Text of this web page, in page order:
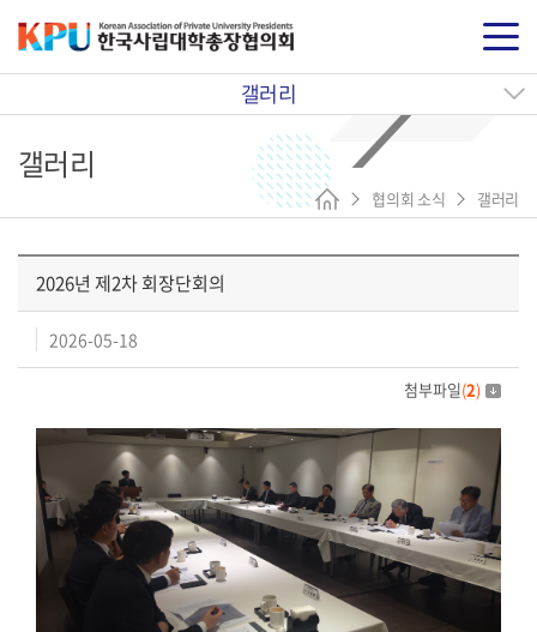
갤러리
갤러리
협의회 소식 갤러리
2026년 제2차 회장단회의
2026-05-18
첨부파일(2)